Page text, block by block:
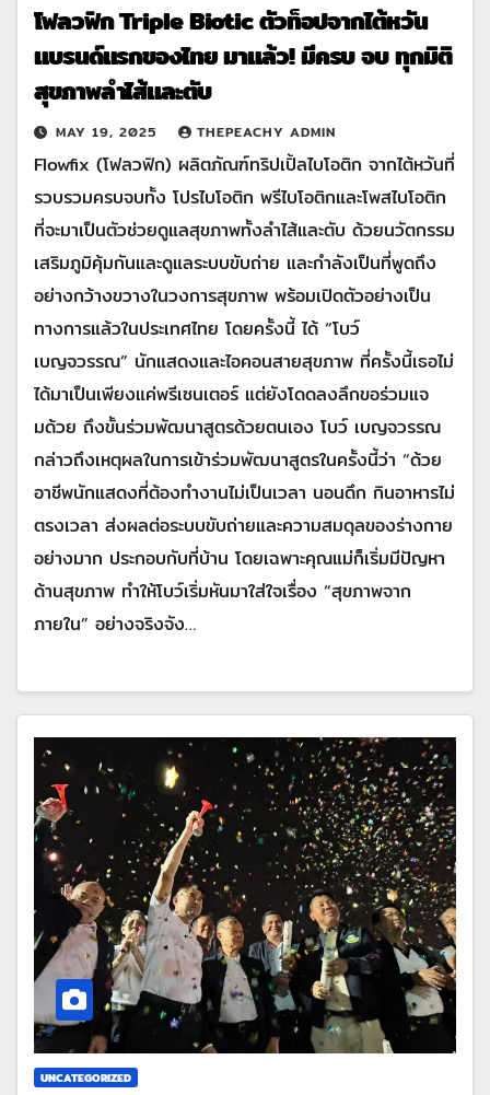
โฟลวฟิก Triple Biotic ตัวท็อปจากไต้หวัน
แบรนด์แรกของไทย มาแล้ว! มีครบ จบ ทุกมิติ
สุขภาพลำไส้และตับ
MAY 19, 2025 THEPEACHY ADMIN
Flowfix (โฟลวฟิก) ผลิตภัณฑ์ทริปเปิ้ลไบโอติก จากไต้หวันที่
รวบรวมครบจบทั้ง โปรไบโอติก พรีไบโอติกและโพสไบโอติก
ที่จะมาเป็นตัวช่วยดูแลสุขภาพทั้งลำไส้และตับ ด้วยนวัตกรรม
เสริมภูมิคุ้มกันและดูแลระบบขับถ่าย และกำลังเป็นที่พูดถึง
อย่างกว้างขวางในวงการสุขภาพ พร้อมเปิดตัวอย่างเป็น
ทางการแล้วในประเทศไทย โดยครั้งนี้ ได้ “โบว์
เบญจวรรณ” นักแสดงและไอคอนสายสุขภาพ ที่ครั้งนี้เธอไม่
ได้มาเป็นเพียงแค่พรีเซนเตอร์ แต่ยังโดดลงลึกขอร่วมแจ
มด้วย ถึงขั้นร่วมพัฒนาสูตรด้วยตนเอง โบว์ เบญจวรรณ
กล่าวถึงเหตุผลในการเข้าร่วมพัฒนาสูตรในครั้งนี้ว่า “ด้วย
อาชีพนักแสดงที่ต้องทำงานไม่เป็นเวลา นอนดึก กินอาหารไม่
ตรงเวลา ส่งผลต่อระบบขับถ่ายและความสมดุลของร่างกาย
อย่างมาก ประกอบกับที่บ้าน โดยเฉพาะคุณแม่ก็เริ่มมีปัญหา
ด้านสุขภาพ ทำให้โบว์เริ่มหันมาใส่ใจเรื่อง “สุขภาพจาก
ภายใน” อย่างจริงจัง…
UNCATEGORIZED